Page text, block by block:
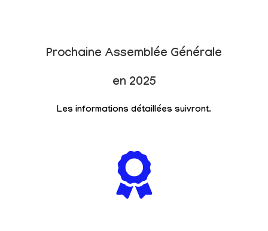
Prochaine Assemblée Générale
en 2025
Les informations détaillées suivront.